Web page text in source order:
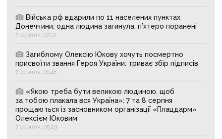
Війська рф вдарили по 11 населених пунктах
Донеччини: одна людина загинула, п’ятеро поранені
7 серпня, 07:12
Загиблому Олексію Юкову хочуть посмертно
присвоїти звання Героя України: триває збір підписів
7 серпня, 06:48
«Якою треба бути великою людиною, щоб
за тобою плакала вся Україна»: 7 та 8 серпня
прощаються із засновником організації «Плацдарм»
Олексієм Юковим
7 серпня, 05:23